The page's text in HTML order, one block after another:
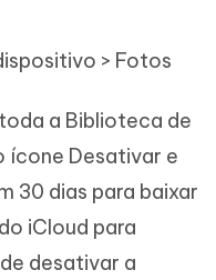
> Fotos
a Biblioteca de
ícone Desativar e
30 dias para baixar
iCloud para
desativar a